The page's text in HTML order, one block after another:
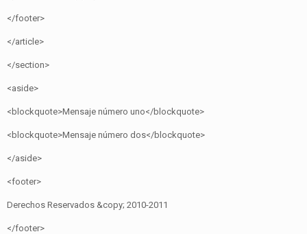
</footer>
</article>
</section>
<aside>
<blockquote>Mensaje número uno</blockquote>
<blockquote>Mensaje número dos</blockquote>
</aside>
<footer>
Derechos Reservados &copy; 2010-2011
</footer>